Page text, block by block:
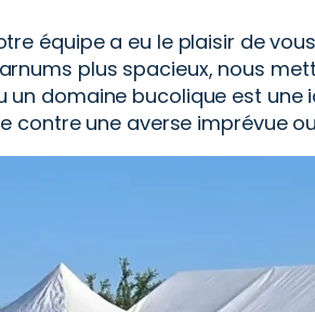
équipe a eu le plaisir de
plus spacieux, nous
un domaine bucolique est
contre une averse imprévue